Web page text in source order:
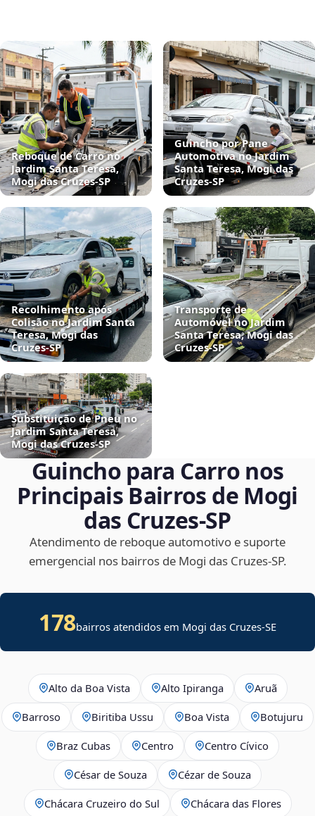
Reboque de Carro no
Jardim Santa Teresa,
Mogi das Cruzes‑SP
Guincho por Pane
Automotiva no Jardim
Santa Teresa, Mogi das
Cruzes‑SP
Recolhimento após
Colisão no Jardim Santa
Teresa, Mogi das
Cruzes‑SP
Transporte de
Automóvel no Jardim
Santa Teresa, Mogi das
Cruzes‑SP
Substituição de Pneu no
Jardim Santa Teresa,
Mogi das Cruzes‑SP
Guincho para Carro nos
Principais Bairros de Mogi
das Cruzes‑SP
Atendimento de reboque automotivo e suporte
emergencial nos bairros de Mogi das Cruzes‑SP.
178bairros atendidos em Mogi das Cruzes-SE
Alto da Boa Vista Alto Ipiranga Aruã
Barroso Biritiba Ussu Boa Vista Botujuru
Braz Cubas Centro Centro Cívico
César de Souza Cézar de Souza
Chácara Cruzeiro do Sul Chácara das Flores